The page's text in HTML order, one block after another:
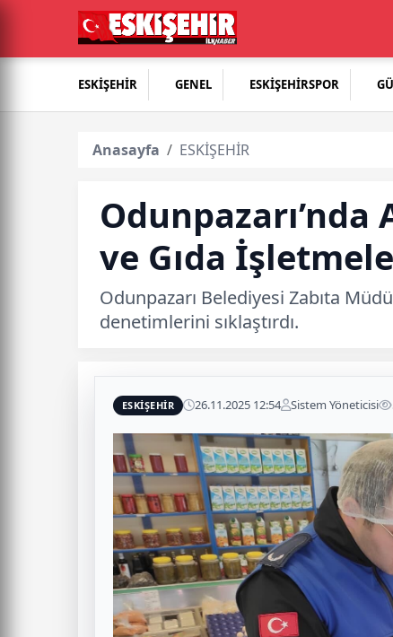
ESKİŞEHİR GENEL ESKİŞEHİRSPOR
Anasayfa ESKİŞEHİR
ve Gıda
Odunpazarı Belediyesi Zabıta
denetimlerini sıklaştırdı.
ESKİŞEHİR 26.11.2025 12:54 Sistem Yöneticisi